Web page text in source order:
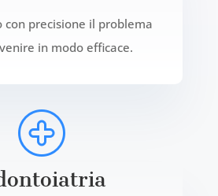
con precisione il problema
in modo efficace.